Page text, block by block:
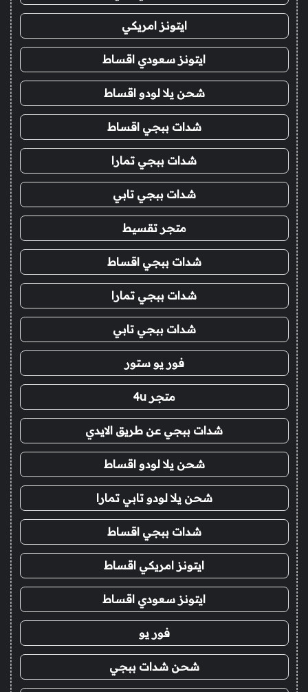
ايتونز امريكي
ايتونز سعودي اقساط
شحن يلا لودو اقساط
شدات ببجي اقساط
شدات ببجي تمارا
شدات ببجي تابي
متجر تقسيط
شدات ببجي اقساط
شدات ببجي تمارا
شدات ببجي تابي
فور يو ستور
متجر 4u
شدات ببجي عن طريق الايدي
شحن يلا لودو اقساط
شحن يلا لودو تابي تمارا
شدات ببجي اقساط
ايتونز امريكي اقساط
ايتونز سعودي اقساط
فور يو
شحن شدات ببجي